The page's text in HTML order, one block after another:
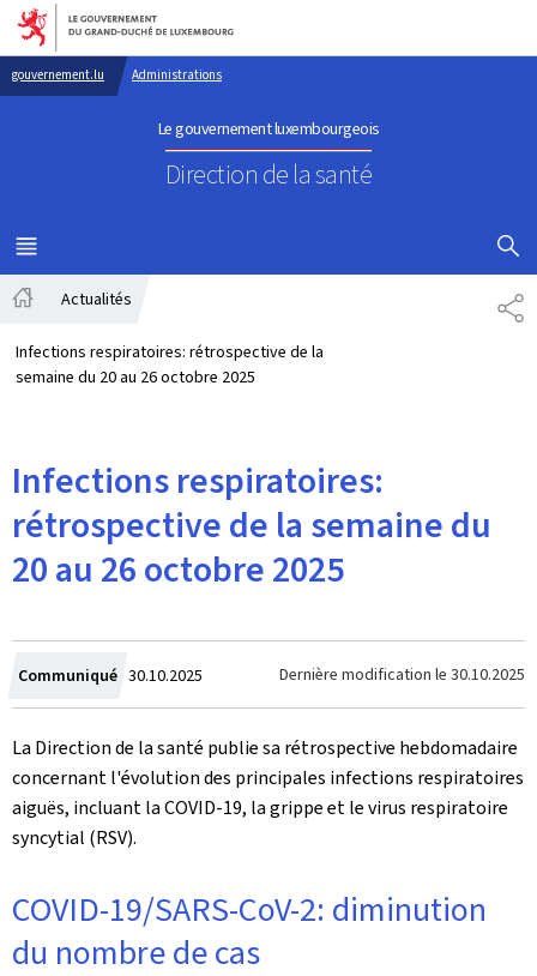
Aller au menu principal
Aller au contenu
gouvernement.lu Administrations
Le gouvernement luxembourgeois
Direction de la santé
MENU
PRINCIPAL
Actualités
Infections respiratoires: rétrospective de la
semaine du 20 au 26 octobre 2025
Infections respiratoires:
rétrospective de la semaine du
20 au 26 octobre 2025
Communiqué Crée
le
30.10.2025 Dernière modification le 30.10.2025
La Direction de la santé publie sa rétrospective hebdomadaire
concernant l'évolution des principales infections respiratoires
aiguës, incluant la COVID-19, la grippe et le virus respiratoire
syncytial (RSV).
COVID-19/SARS-CoV-2: diminution
du nombre de cas